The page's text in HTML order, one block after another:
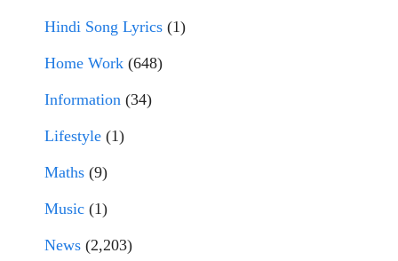
Hindi Song Lyrics (1)
Home Work (648)
Information (34)
Lifestyle (1)
Maths (9)
Music (1)
News (2,203)